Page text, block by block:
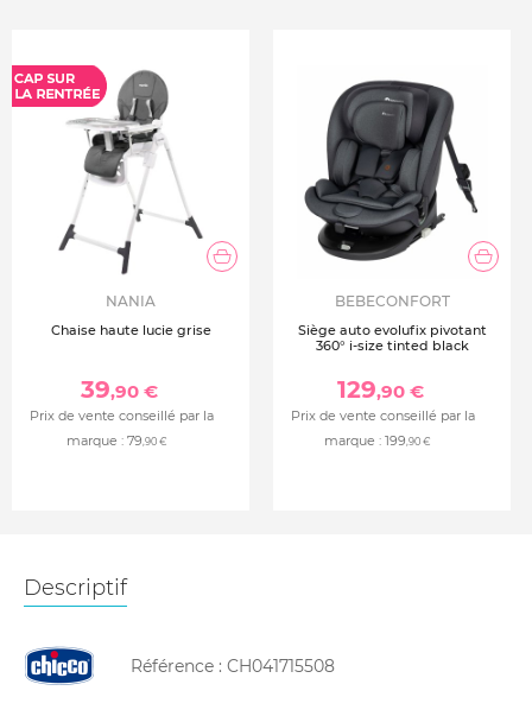
NANIA
Chaise haute lucie grise
39,90 €
Prix de vente conseillé par la
marque : 79,90 €
BEBECONFORT
Siège auto evolufix pivotant
360° i-size tinted black
129,90 €
Prix de vente conseillé par la
marque : 199,90 €
Descriptif
Référence : CH041715508